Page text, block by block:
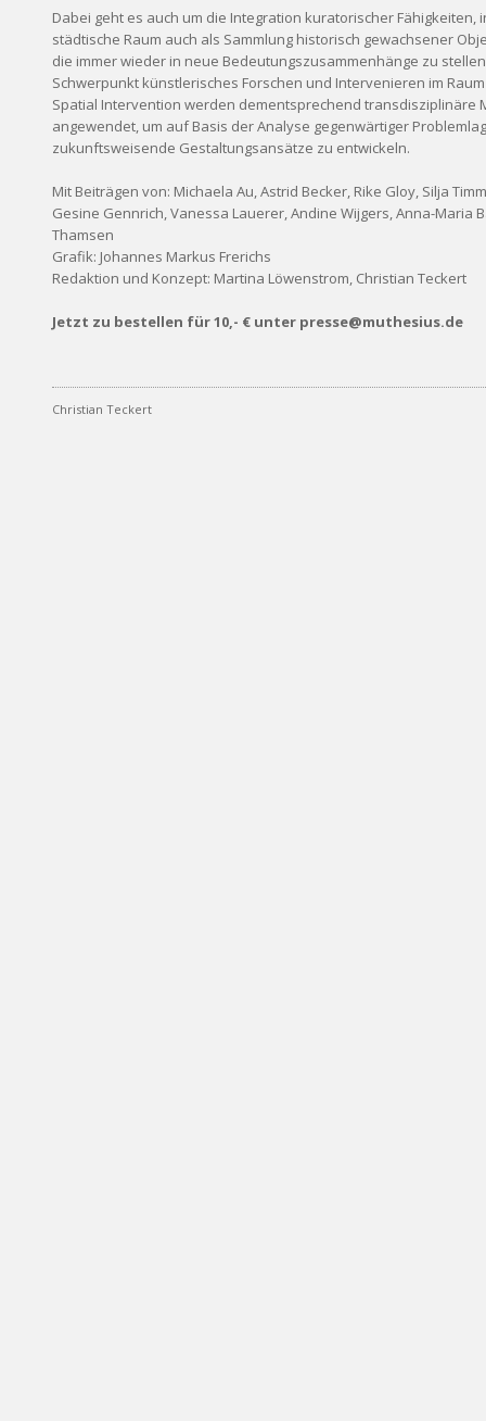
Dabei geht es auch um die Integration kuratorischer Fähigkeiten,
städtische Raum auch als Sammlung historisch gewachsener
die immer wieder in neue Bedeutungszusammenhänge zu
Schwerpunkt künstlerisches Forschen und Intervenieren im
Spatial Intervention werden dementsprechend transdisziplinäre
angewendet, um auf Basis der Analyse gegenwärtiger
zukunftsweisende Gestaltungsansätze zu entwickeln.
Mit Beiträgen von: Michaela Au, Astrid Becker, Rike Gloy, Silja
Gesine Gennrich, Vanessa Lauerer, Andine Wijgers, Anna-Maria
Thamsen
Grafik: Johannes Markus Frerichs
Redaktion und Konzept: Martina Löwenstrom, Christian Teckert
Jetzt zu bestellen für 10,- € unter presse@muthesius.de
Christian Teckert